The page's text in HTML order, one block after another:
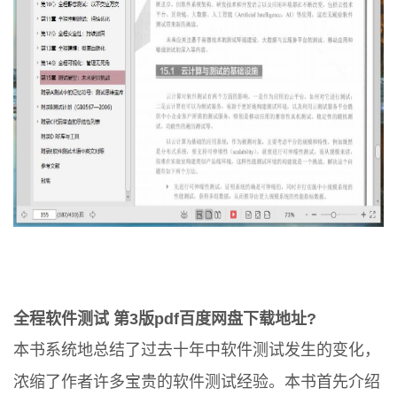
全程软件测试 第3版pdf百度网盘下载地址?
本书系统地总结了过去十年中软件测试发生的变化，
浓缩了作者许多宝贵的软件测试经验。本书首先介绍